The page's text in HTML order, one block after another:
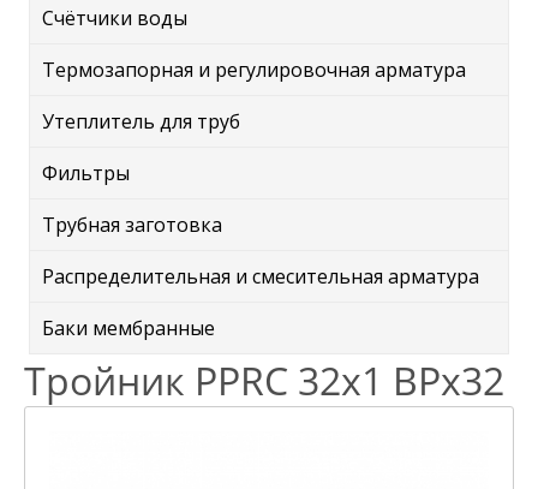
Счётчики воды
Термозапорная и регулировочная арматура
Утеплитель для труб
Фильтры
Трубная заготовка
Распределительная и смесительная арматура
Баки мембранные
Тройник PPRC 32х1 ВРх32